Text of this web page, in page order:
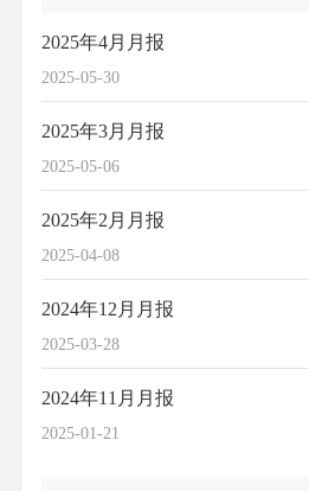
2025-05-30
2025年4月月报
2025-05-06
2025年3月月报
2025-04-08
2025年2月月报
2025-03-28
2024年12月月报
2025-01-21
2024年11月月报